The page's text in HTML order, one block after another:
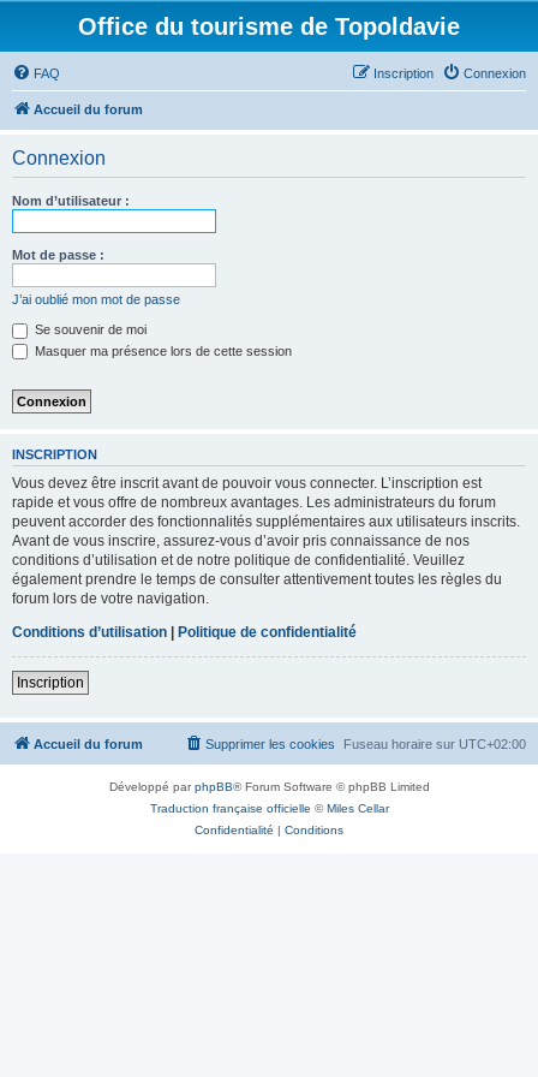
Office du tourisme de Topoldavie
FAQ Connexion
Inscription
Accueil du forum
Connexion
Nom d’utilisateur :
Mot de passe :
J’ai oublié mon mot de passe
Se souvenir de moi
Masquer ma présence lors de cette session
INSCRIPTION
Vous devez être inscrit avant de pouvoir vous connecter. L’inscription est
rapide et vous offre de nombreux avantages. Les administrateurs du forum
peuvent accorder des fonctionnalités supplémentaires aux utilisateurs inscrits.
Avant de vous inscrire, assurez-vous d’avoir pris connaissance de nos
conditions d’utilisation et de notre politique de confidentialité. Veuillez
également prendre le temps de consulter attentivement toutes les règles du
forum lors de votre navigation.
Conditions d’utilisation | Politique de confidentialité
Inscription
Accueil du forum Fuseau horaire sur UTC+02:00
Supprimer les cookies
Développé parphpBB® Forum Software © phpBB Limited
Traduction française officielle ©Miles Cellar
Confidentialité | Conditions